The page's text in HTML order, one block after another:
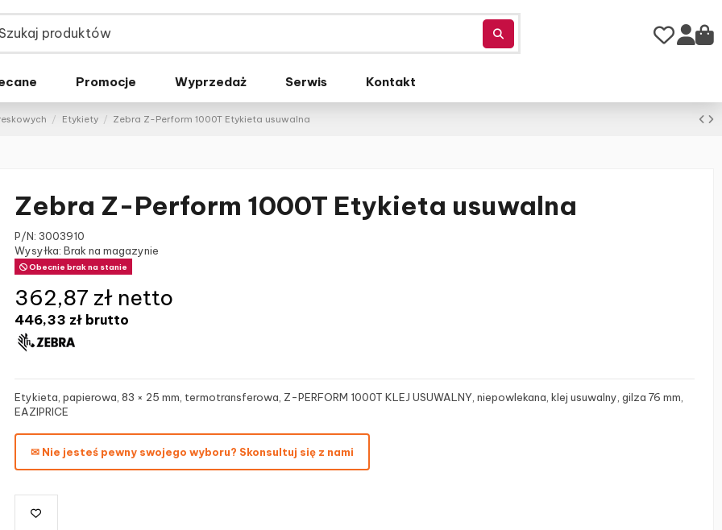
Promocje Wyprzedaż Serwis Kontakt
Etykiety Zebra Z-Perform 1000T Etykieta usuwalna
Zebra Z-Perform 1000T Etykieta usuwalna
P/N: 3003910
Wysyłka: Brak na magazynie
Obecnie brak na stanie
446,33 zł brutto
362,87 zł netto
Etykieta, papierowa, 83 × 25 mm, termotransferowa, Z-PERFORM 1000T KLEJ USUWALNY, niepowlekana, klej usuwalny, gilza 76 mm,
EAZIPRICE
✉ Nie jesteś pewny swojego wyboru? Skonsultuj się z nami